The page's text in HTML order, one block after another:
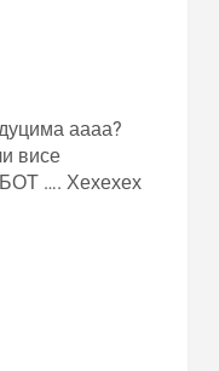
аааа?
висе
БОТ …. Хехехех